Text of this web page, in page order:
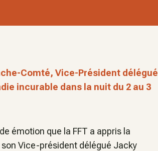
Comté, Vice-Président délégué
incurable dans la nuit du 2 au 3
émotion que la FFT a appris la
Vice-président délégué Jacky